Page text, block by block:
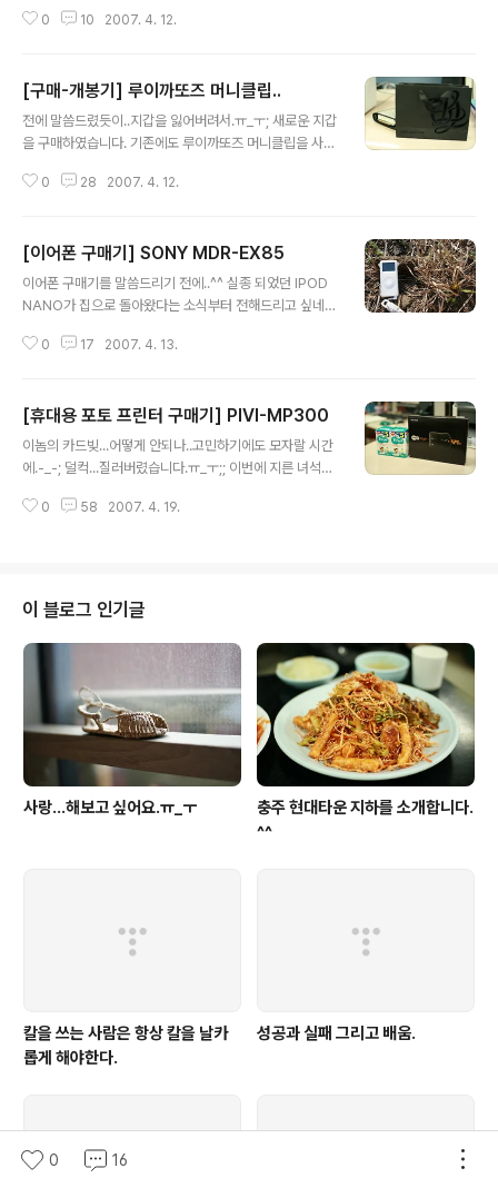
어서 운영할까도 고민입니다.ㅎㅎ 정말 아쉬운건..ㅠ_ㅜ; 꼭 가지고 싶은 도메인
0 10 2007. 4. 12.
[구매-개봉기] 루이까또즈 머니클립..
전에 말씀드렸듯이..지갑을 잃어버려서.ㅠ_ㅜ; 새로운 지갑
을 구매하였습니다. 기존에도 루이까또즈 머니클립을 사용
같은것을 사고 싶지는 않아서... 다른 디자인의 제품을 선택
전용쇼핑백과 같이 배송되어오는것이 참 인상적입니다.^^
쇼핑백에서.. 지갑이 포장되어 있는 상자를 꺼냈습니다. 상
당히 작습니다. 다른 곳 같으면...작은 포장지에 포장해서
(쇼핑백이 들어가는 정도 크기) 왔습니다. 한번꺼내볼까
0 28 2007. 4. 12.
[이어폰 구매기] SONY MDR-EX85
이어폰 구매기를 말씀드리기 전에..^^ 실종 되었던 IPOD
NANO가 집으로 돌아왔다는 소식부터 전해드리고 싶네
기 힘들었습니다.. 정들었던 녀석인데.. 새로 다른 녀석에게
자.. 이제...소니 MDR-EX85이어폰 구매기에 들어가보도
록 하겠습니다. 아시는 분은 알고 계씨듯 전에 사용하던 이
어폰도 MDR-EX85입니다. 하지만...그때는 사진도 안올
모델은 이어폰선이 0.5m로 짧은대신 1m짜리 확장케이블
0 17 2007. 4. 13.
[휴대용 포토 프린터 구매기] PIVI-MP300
이놈의 카드빚...어떻게 안되나..고민하기에도 모자랄 시간
에.-_-; 덜컥...질러버렸습니다.ㅠ_ㅜ;; 이번에 지른 녀석의
00입니다. 이녀석..한번 구경해 보시것습니까~?;; PIVI-M
습니다.^^ 오...박스의 반밖에 차지 하지 않는 크기.. 역시
휴대용이라 그런지 작군요.^^ 실제로 제 손 크기 만합니다;;
(제 손이 좀 큰편입니다;;) 필름도 개봉하였습니다. 필름은
10개들이 1팩으로 구성되어 있군요. 10팩 정도 구매했습
니다.^^;; 필름 포장을 뜯어 보겠습니다..
0 58 2007. 4. 19.
이 블로그 인기글
사랑...해보고 싶어요.ㅠ_ㅜ
충주 현대타운 지하를 소개합니다.
^^
칼을 쓰는 사람은 항상 칼을 날카
롭게 해야한다.
성공과 실패 그리고 배움.
0 16